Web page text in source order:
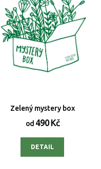
Zelený mystery box
od490 Kč
DETAIL